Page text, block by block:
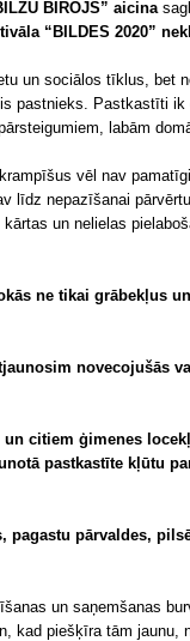
BIROJS” aicina
“BILDES 2020”
un sociālos tīklus, bet
pastnieks. Pastkastīti
labām
vēl nav
līdz nepazīšanai
un nelielas
ne tikai grābekļus
novecojušās
citiem ģimenes
pastkastīte kļūtu
pagastu pārvaldes,
un saņemšanas
kad piešķīra tām jaunu,